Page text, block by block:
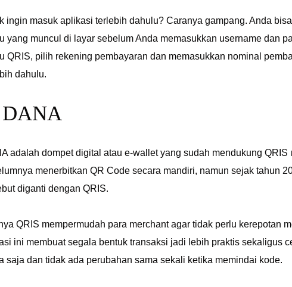
ingin masuk aplikasi terlebih dahulu? Caranya gampang. Anda
yang muncul di layar sebelum Anda memasukkan username dan
QRIS, pilih rekening pembayaran dan memasukkan nominal
dahulu.
adalah dompet digital atau e-wallet yang sudah mendukung
menerbitkan QR Code secara mandiri, namun sejak tahun
diganti dengan QRIS.
QRIS mempermudah para merchant agar tidak perlu kerepotan
ini membuat segala bentuk transaksi jadi lebih praktis sekaligus
saja dan tidak ada perubahan sama sekali ketika memindai kode.